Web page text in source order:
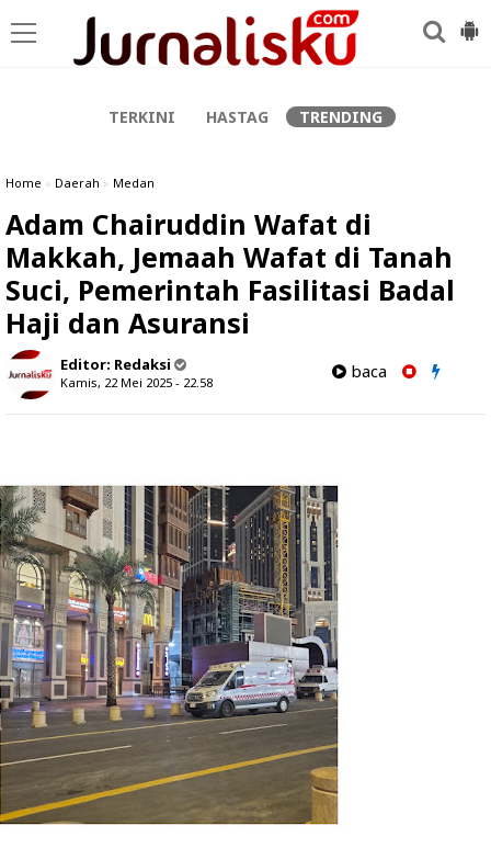
TERKINI HASTAG TRENDING
Home » Daerah » Medan
Adam Chairuddin Wafat di
Makkah, Jemaah Wafat di Tanah
Suci, Pemerintah Fasilitasi Badal
Haji dan Asuransi
Editor: Redaksi
Kamis, 22 Mei 2025 - 22.58
baca